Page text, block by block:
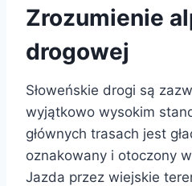
Zrozumienie
drogowej
Słoweńskie drogi są
wyjątkowo wysokim
głównych trasach jest
oznakowany i otoczony
Jazda przez wiejskie